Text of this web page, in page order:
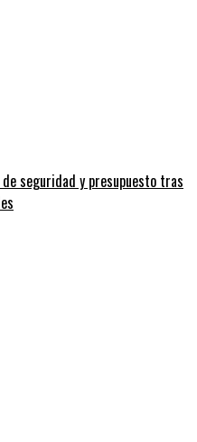
seguridad y presupuesto tras